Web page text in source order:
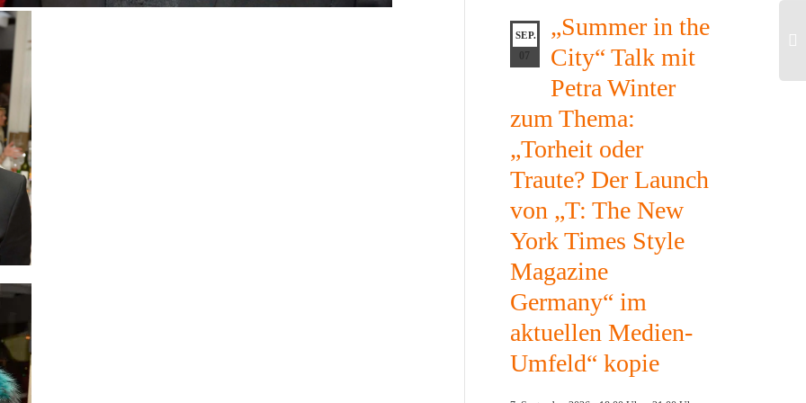
SEP.
07
„Summer in the
City“ Talk mit
Petra Winter
zum Thema:
„Torheit oder
Traute? Der Launch
von „T: The New
York Times Style
Magazine
Germany“ im
aktuellen Medien-
Umfeld“ kopie